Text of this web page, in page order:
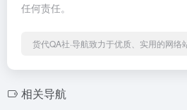
任何责任。
货代QA社·导航致力于优质、实用的网络
相关导航